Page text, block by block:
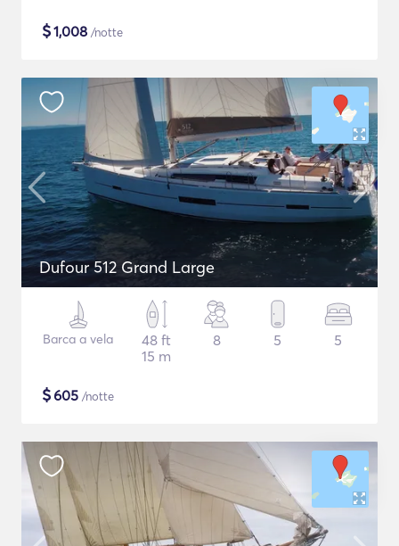
$1,008 /notte
Dufour 512 Grand Large
Barca a vela
48 ft
15 m
8 5 5
$605 /notte